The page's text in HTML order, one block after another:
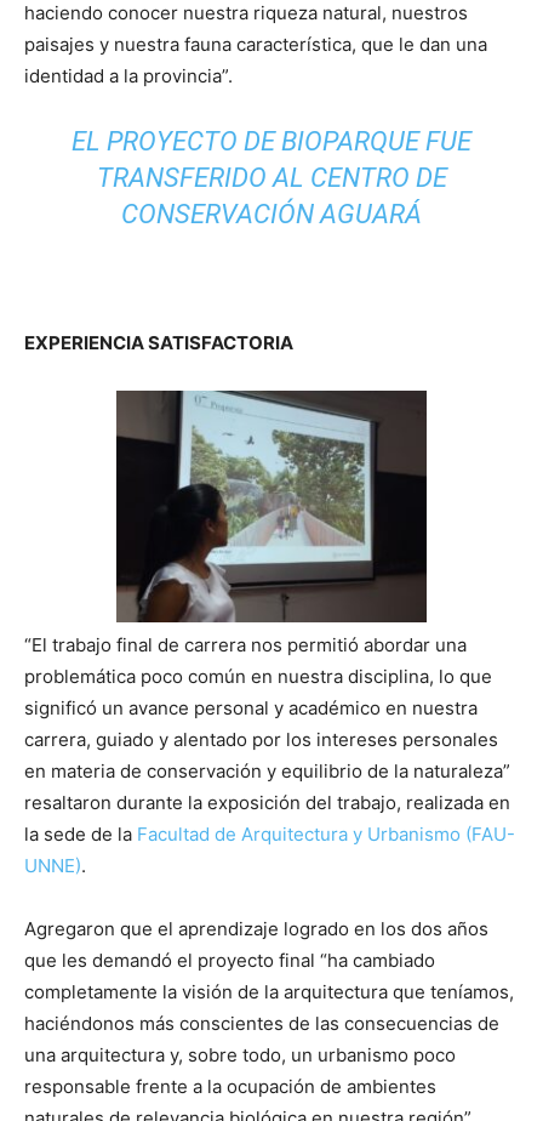
haciendo conocer nuestra riqueza natural, nuestros
paisajes y nuestra fauna característica, que le dan una
identidad a la provincia”.
EL PROYECTO DE BIOPARQUE FUE
TRANSFERIDO AL CENTRO DE
CONSERVACIÓN AGUARÁ
EXPERIENCIA SATISFACTORIA
“El trabajo final de carrera nos permitió abordar una
problemática poco común en nuestra disciplina, lo que
significó un avance personal y académico en nuestra
carrera, guiado y alentado por los intereses personales
en materia de conservación y equilibrio de la naturaleza”
resaltaron durante la exposición del trabajo, realizada en
la sede de la Facultad de Arquitectura y Urbanismo (FAU-
UNNE).
Agregaron que el aprendizaje logrado en los dos años
que les demandó el proyecto final “ha cambiado
completamente la visión de la arquitectura que teníamos,
haciéndonos más conscientes de las consecuencias de
una arquitectura y, sobre todo, un urbanismo poco
responsable frente a la ocupación de ambientes